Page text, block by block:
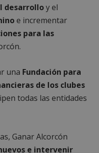
desarrolloy el
e incrementar
para las
una Fundación para
de los clubes
todas las entidades
Ganar Alcorcón
e intervenir